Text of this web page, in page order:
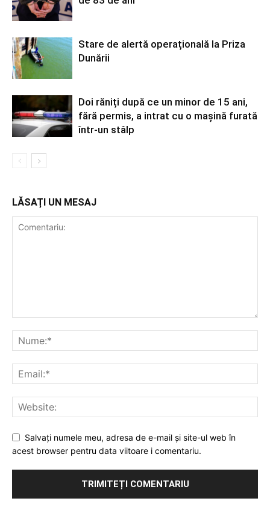
Stare de alertă operațională la Priza
Dunării
Doi răniți după ce un minor de 15 ani,
fără permis, a intrat cu o mașină furată
într-un stâlp
LĂSAȚI UN MESAJ
Salvați numele meu, adresa de e-mail și site-ul web în
acest browser pentru data viitoare i comentariu.